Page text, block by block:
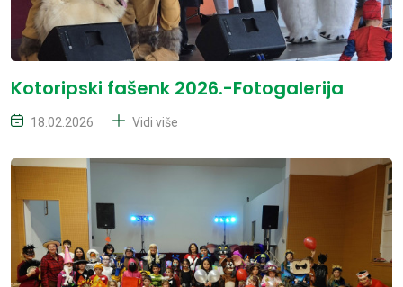
Kotoripski fašenk 2026.-Fotogalerija
18.02.2026 Vidi više